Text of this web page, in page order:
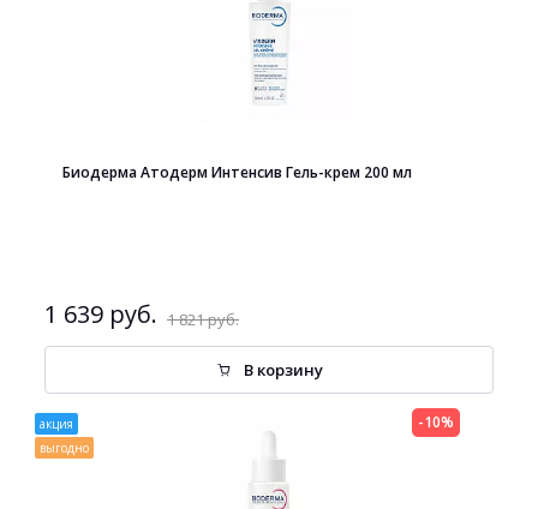
Биодерма Атодерм Интенсив Гель-крем 200 мл
1 639 руб. 1 821 руб.
В корзину
акция
выгодно
-10%